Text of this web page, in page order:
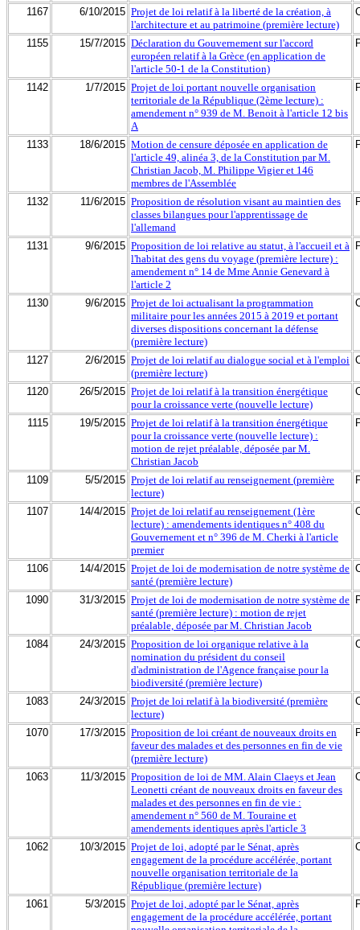
1167 6/10/2015 Projet de loi relatif à la liberté de la création, à
l'architecture et au patrimoine (première lecture)
1155 15/7/2015 Déclaration du Gouvernement sur l'accord
européen relatif à la Grèce (en application de
l'article 50-1 de la Constitution)
1142 1/7/2015 Projet de loi portant nouvelle organisation
territoriale de la République (2ème lecture) :
amendement n° 939 de M. Benoit à l'article 12 bis
A
1133 18/6/2015 Motion de censure déposée en application de
l'article 49, alinéa 3, de la Constitution par M.
Christian Jacob, M. Philippe Vigier et 146
membres de l'Assemblée
1132 11/6/2015 Proposition de résolution visant au maintien des
classes bilangues pour l'apprentissage de
l'allemand
1131 9/6/2015 Proposition de loi relative au statut, à l'accueil et à
l'habitat des gens du voyage (première lecture) :
amendement n° 14 de Mme Annie Genevard à
l'article 2
1130 9/6/2015 Projet de loi actualisant la programmation
militaire pour les années 2015 à 2019 et portant
diverses dispositions concernant la défense
(première lecture)
1127 2/6/2015 Projet de loi relatif au dialogue social et à l'emploi
(première lecture)
1120 26/5/2015 Projet de loi relatif à la transition énergétique
pour la croissance verte (nouvelle lecture)
1115 19/5/2015 Projet de loi relatif à la transition énergétique
pour la croissance verte (nouvelle lecture) :
motion de rejet préalable, déposée par M.
Christian Jacob
1109 5/5/2015 Projet de loi relatif au renseignement (première
lecture)
1107 14/4/2015 Projet de loi relatif au renseignement (1ère
lecture) : amendements identiques n° 408 du
Gouvernement et n° 396 de M. Cherki à l'article
premier
1106 14/4/2015 Projet de loi de modernisation de notre système de
santé (première lecture)
1090 31/3/2015 Projet de loi de modernisation de notre système de
santé (première lecture) : motion de rejet
préalable, déposée par M. Christian Jacob
1084 24/3/2015 Proposition de loi organique relative à la
nomination du président du conseil
d'administration de l'Agence française pour la
biodiversité (première lecture)
1083 24/3/2015 Projet de loi relatif à la biodiversité (première
lecture)
1070 17/3/2015 Proposition de loi créant de nouveaux droits en
faveur des malades et des personnes en fin de vie
(première lecture)
1063 11/3/2015 Proposition de loi de MM. Alain Claeys et Jean
Leonetti créant de nouveaux droits en faveur des
malades et des personnes en fin de vie :
amendement n° 560 de M. Touraine et
amendements identiques après l'article 3
1062 10/3/2015 Projet de loi, adopté par le Sénat, après
engagement de la procédure accélérée, portant
nouvelle organisation territoriale de la
République (première lecture)
1061 5/3/2015 Projet de loi, adopté par le Sénat, après
engagement de la procédure accélérée, portant